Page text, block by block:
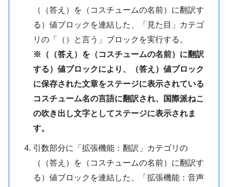
（（答え）を（コスチュームの名前）に翻訳す
る）値ブロックを連結した、「見た目」カテゴ
リの「（）と言う」ブロックを実行する。
※（（答え）を（コスチュームの名前）に翻訳
する）値ブロックにより、（答え）値ブロック
に保存された文章をステージに表示されている
コスチューム名の言語に翻訳され、国際派ねこ
の吹き出し文字としてステージに表示されま
す。
引数部分に「拡張機能：翻訳」カテゴリの
（（答え）を（コスチュームの名前）に翻訳す
る）値ブロックを連結した、「拡張機能：音声